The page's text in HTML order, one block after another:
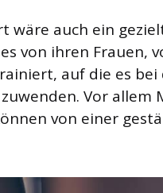
wäre auch ein
von ihren Frauen,
auf die es
Vor
von einer